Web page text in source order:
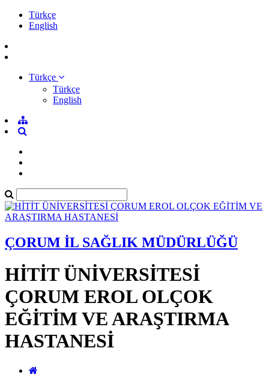
Türkçe
English
Türkçe
Türkçe
English
ÇORUM İL SAĞLIK MÜDÜRLÜĞÜ
HİTİT ÜNİVERSİTESİ
ÇORUM EROL OLÇOK
EĞİTİM VE ARAŞTIRMA
HASTANESİ